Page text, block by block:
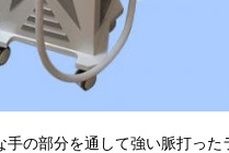
手の部分を通して強い脈打っ